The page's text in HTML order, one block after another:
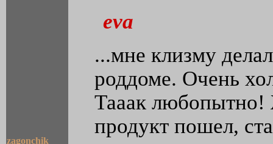
zagonchik
eva
...мне клизму
роддоме. Очень
Тааак любопытно!
продукт пошел,